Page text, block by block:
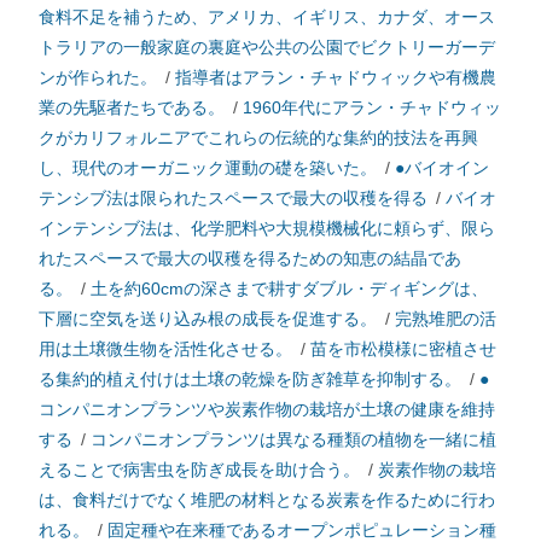
食料不足を補うため、アメリカ、イギリス、カナダ、オース
トラリアの一般家庭の裏庭や公共の公園でビクトリーガーデ
ンが作られた。
/ 指導者はアラン・チャドウィックや有機農
業の先駆者たちである。
/ 1960年代にアラン・チャドウィッ
クがカリフォルニアでこれらの伝統的な集約的技法を再興
し、現代のオーガニック運動の礎を築いた。
/ ●バイオイン
テンシブ法は限られたスペースで最大の収穫を得る / バイオ
インテンシブ法は、化学肥料や大規模機械化に頼らず、限ら
れたスペースで最大の収穫を得るための知恵の結晶であ
る。
/ 土を約60cmの深さまで耕すダブル・ディギングは、
下層に空気を送り込み根の成長を促進する。
/ 完熟堆肥の活
用は土壌微生物を活性化させる。
/ 苗を市松模様に密植させ
る集約的植え付けは土壌の乾燥を防ぎ雑草を抑制する。
/ ●
コンパニオンプランツや炭素作物の栽培が土壌の健康を維持
する / コンパニオンプランツは異なる種類の植物を一緒に植
えることで病害虫を防ぎ成長を助け合う。
/ 炭素作物の栽培
は、食料だけでなく堆肥の材料となる炭素を作るために行わ
れる。
/ 固定種や在来種であるオープンポピュレーション種